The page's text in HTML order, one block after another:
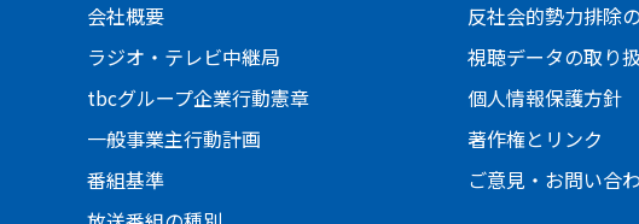
会社概要
ラジオ・テレビ中継局
tbcグループ企業行動憲章
一般事業主行動計画
番組基準
反社会的勢力排除
視聴データの取り
個人情報保護方針
著作権とリンク
ご意見・お問い合